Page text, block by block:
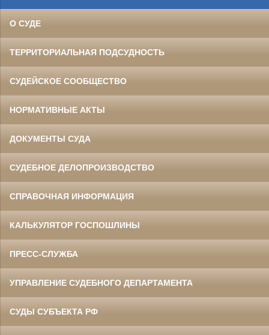
О СУДЕ
ТЕРРИТОРИАЛЬНАЯ ПОДСУДНОСТЬ
СУДЕЙСКОЕ СООБЩЕСТВО
НОРМАТИВНЫЕ АКТЫ
ДОКУМЕНТЫ СУДА
СУДЕБНОЕ ДЕЛОПРОИЗВОДСТВО
СПРАВОЧНАЯ ИНФОРМАЦИЯ
КАЛЬКУЛЯТОР ГОСПОШЛИНЫ
ПРЕСС-СЛУЖБА
УПРАВЛЕНИЕ СУДЕБНОГО ДЕПАРТАМЕНТА
СУДЫ СУБЪЕКТА РФ